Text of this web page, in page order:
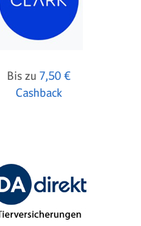
Bis zu 7,50 €
Cashback